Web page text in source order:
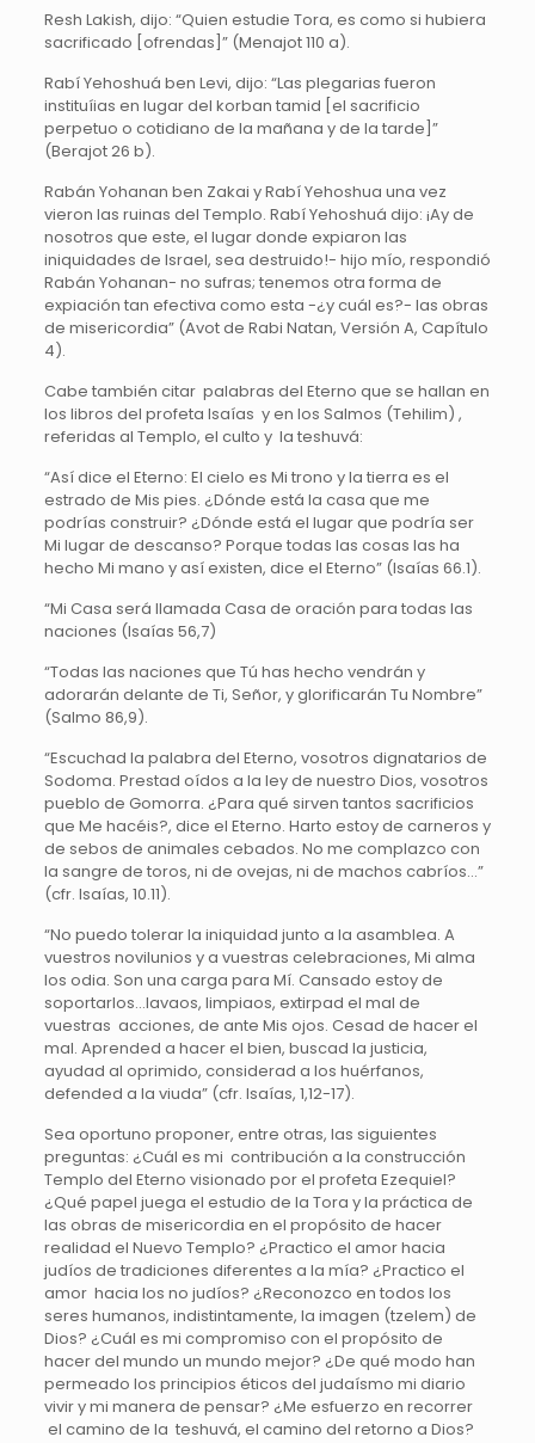
Resh Lakish, dijo: “Quien estudie Tora, es como si hubiera
sacrificado [ofrendas]” (Menajot 110 a).
Rabí Yehoshuá ben Levi, dijo: “Las plegarias fueron
instituíias en lugar del korban tamid [el sacrificio
perpetuo o cotidiano de la mañana y de la tarde]”
(Berajot 26 b).
Rabán Yohanan ben Zakai y Rabí Yehoshua una vez
vieron las ruinas del Templo. Rabí Yehoshuá dijo: ¡Ay de
nosotros que este, el lugar donde expiaron las
iniquidades de Israel, sea destruido!- hijo mío, respondió
Rabán Yohanan- no sufras; tenemos otra forma de
expiación tan efectiva como esta -¿y cuál es?- las obras
de misericordia” (Avot de Rabi Natan, Versión A, Capítulo
4).
Cabe también citar palabras del Eterno que se hallan en
los libros del profeta Isaías y en los Salmos (Tehilim) ,
referidas al Templo, el culto y la teshuvá:
“Así dice el Eterno: El cielo es Mi trono y la tierra es el
estrado de Mis pies. ¿Dónde está la casa que me
podrías construir? ¿Dónde está el lugar que podría ser
Mi lugar de descanso? Porque todas las cosas las ha
hecho Mi mano y así existen, dice el Eterno” (Isaías 66.1).
“Mi Casa será llamada Casa de oración para todas las
naciones (Isaías 56,7)
“Todas las naciones que Tú has hecho vendrán y
adorarán delante de Ti, Señor, y glorificarán Tu Nombre”
(Salmo 86,9).
“Escuchad la palabra del Eterno, vosotros dignatarios de
Sodoma. Prestad oídos a la ley de nuestro Dios, vosotros
pueblo de Gomorra. ¿Para qué sirven tantos sacrificios
que Me hacéis?, dice el Eterno. Harto estoy de carneros y
de sebos de animales cebados. No me complazco con
la sangre de toros, ni de ovejas, ni de machos cabríos…”
(cfr. Isaías, 10.11).
“No puedo tolerar la iniquidad junto a la asamblea. A
vuestros novilunios y a vuestras celebraciones, Mi alma
los odia. Son una carga para Mí. Cansado estoy de
soportarlos…lavaos, limpiaos, extirpad el mal de
vuestras acciones, de ante Mis ojos. Cesad de hacer el
mal. Aprended a hacer el bien, buscad la justicia,
ayudad al oprimido, considerad a los huérfanos,
defended a la viuda” (cfr. Isaías, 1,12-17).
Sea oportuno proponer, entre otras, las siguientes
preguntas: ¿Cuál es mi contribución a la construcción
Templo del Eterno visionado por el profeta Ezequiel?
¿Qué papel juega el estudio de la Tora y la práctica de
las obras de misericordia en el propósito de hacer
realidad el Nuevo Templo? ¿Practico el amor hacia
judíos de tradiciones diferentes a la mía? ¿Practico el
amor hacia los no judíos? ¿Reconozco en todos los
seres humanos, indistintamente, la imagen (tzelem) de
Dios? ¿Cuál es mi compromiso con el propósito de
hacer del mundo un mundo mejor? ¿De qué modo han
permeado los principios éticos del judaísmo mi diario
vivir y mi manera de pensar? ¿Me esfuerzo en recorrer
el camino de la teshuvá, el camino del retorno a Dios?